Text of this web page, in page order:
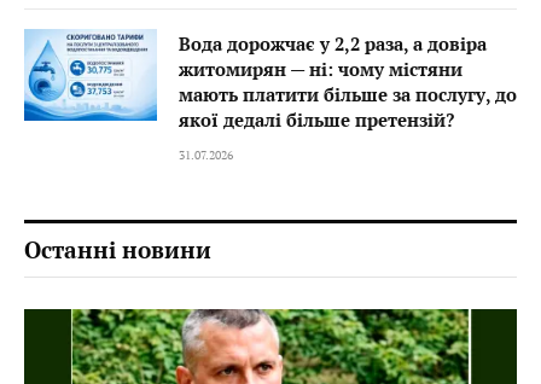
Вода дорожчає у 2,2 раза, а довіра
житомирян — ні: чому містяни
мають платити більше за послугу, до
якої дедалі більше претензій?
31.07.2026
Останні новини